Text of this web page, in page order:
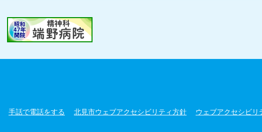
手話で電話をする 北見市ウェブアクセシビリティ方針 ウェブアクセシビリ